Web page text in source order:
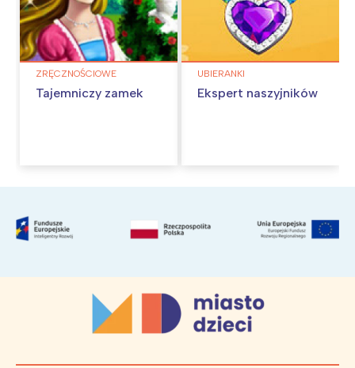
ZRĘCZNOŚCIOWE
Tajemniczy zamek
UBIERANKI
Ekspert naszyjników